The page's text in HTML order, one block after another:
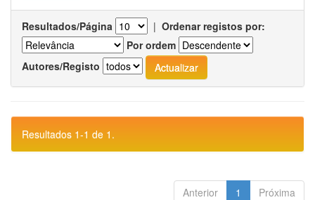
Resultados/Página | Ordenar registos por:
Por ordem
Autores/Registo
Resultados 1-1 de 1.
Anterior 1 Próxima